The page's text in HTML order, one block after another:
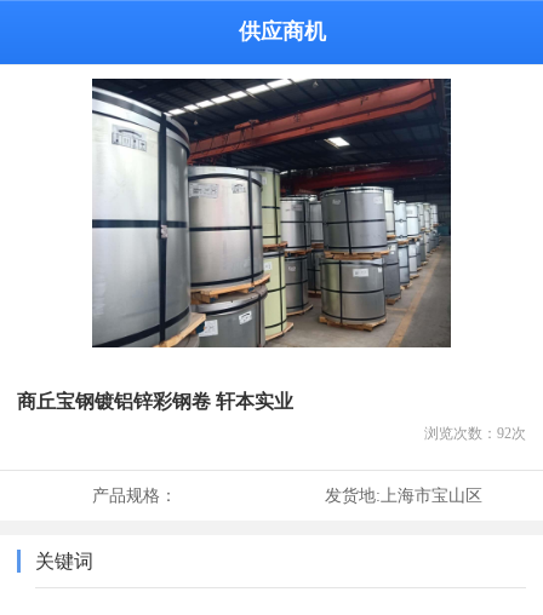
供应商机
商丘宝钢镀铝锌彩钢卷 轩本实业
浏览次数： 92次
产品规格： 发货地:上海市宝山区
关键词